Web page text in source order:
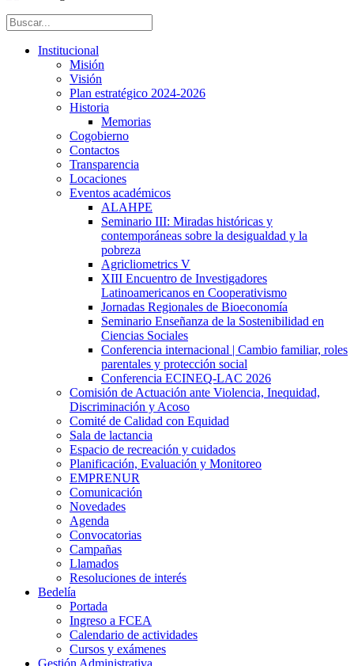
Institucional
Misión
Visión
Plan estratégico 2024-2026
Historia
Memorias
Cogobierno
Contactos
Transparencia
Locaciones
Eventos académicos
ALAHPE
Seminario III: Miradas históricas y
contemporáneas sobre la desigualdad y la
pobreza
Agricliometrics V
XIII Encuentro de Investigadores
Latinoamericanos en Cooperativismo
Jornadas Regionales de Bioeconomía
Seminario Enseñanza de la Sostenibilidad en
Ciencias Sociales
Conferencia internacional | Cambio familiar, roles
parentales y protección social
Conferencia ECINEQ-LAC 2026
Comisión de Actuación ante Violencia, Inequidad,
Discriminación y Acoso
Comité de Calidad con Equidad
Sala de lactancia
Espacio de recreación y cuidados
Planificación, Evaluación y Monitoreo
EMPRENUR
Comunicación
Novedades
Agenda
Convocatorias
Campañas
Llamados
Resoluciones de interés
Bedelía
Portada
Ingreso a FCEA
Calendario de actividades
Cursos y exámenes
Gestión Administrativa